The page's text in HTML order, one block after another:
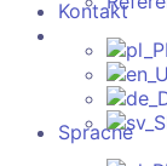
Kontakt
Sprache